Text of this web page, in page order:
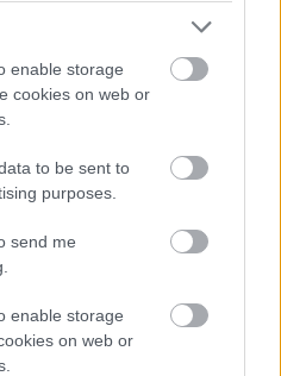
enable storage
cookies on web or
to be sent to
purposes.
send me
enable storage
on web or